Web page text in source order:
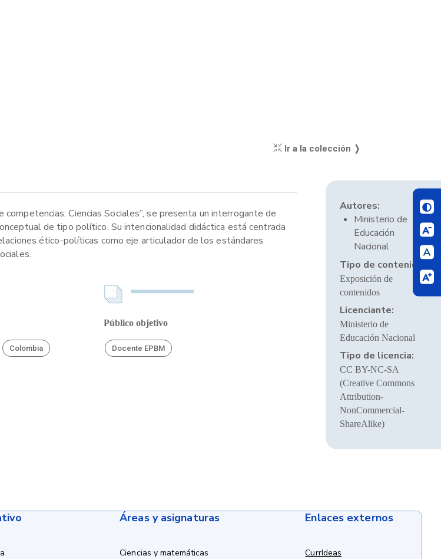
Ir a la colección ❭
Ciencias Sociales”, se presenta un interrogante de
de tipo político. Su intencionalidad didáctica está centrada
ético-políticas como eje articulador de los estándares
Colombia
Público objetivo
Docente EPBM
Autores:
Ministerio de
Educación
Nacional
Tipo de contenido:
Exposición de
contenidos
Licenciante:
Ministerio de
Educación Nacional
Tipo de licencia:
CC BY-NC-SA
(Creative Commons
Attribution-
NonCommercial-
ShareAlike)
Áreas y asignaturas
Ciencias y matemáticas
Enlaces externos
CurrIdeas